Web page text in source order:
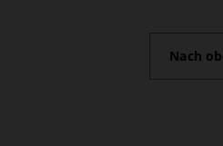
Nach